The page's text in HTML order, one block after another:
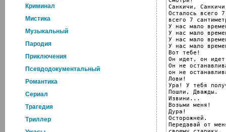
Криминал
Мистика
Музыкальный
Пародия
Приключения
Псевдодокументальный
Романтика
Cериал
Трагедия
Триллер
Санкичи,
Осталось всего
всего 7
У нас мало
У нас мало
У нас мало
У нас мало
Вот тебе!
Он идет, он
Он не
он не
Лови!
Ура! У тебя
Пошли, Дважды.
Извини...
Возьми меня!
Дура!
Осторожней.
Передавай от